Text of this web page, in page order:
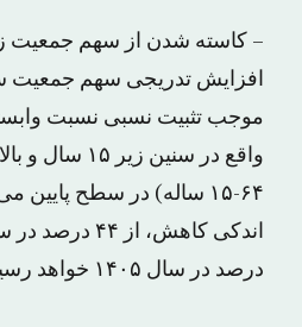
موجب تثبیت نسبی نسبت
۶۴-١۵ ساله) در سطح
درصد در سال ١۴٠۵ خواهد رسید.